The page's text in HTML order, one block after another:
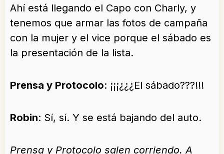
Ahí está llegando el Capo con Charly, y
tenemos que armar las fotos de campaña
con la mujer y el vice porque el sábado es
la presentación de la lista.
Prensa y Protocolo: ¡¡¡¿¿¿El sábado???!!!
Robin: Sí, sí. Y se está bajando del auto.
Prensa y Protocolo salen corriendo. A